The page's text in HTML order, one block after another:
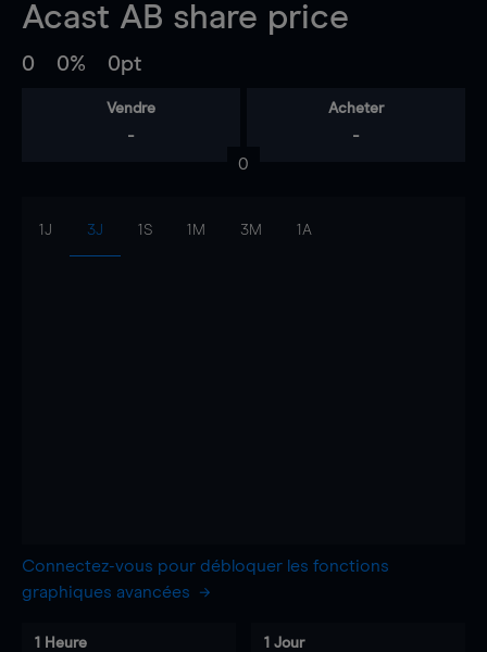
Acast AB share price
0 0% 0pt
Vendre
-
Acheter
-
0
1J 3J 1S 1M 3M 1A
Connectez-vous pour débloquer les fonctions
graphiques avancées
1 Heure 1 Jour